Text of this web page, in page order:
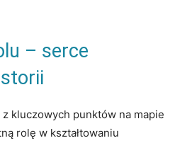
– serce
kluczowych punktów na mapie
rolę w kształtowaniu‍